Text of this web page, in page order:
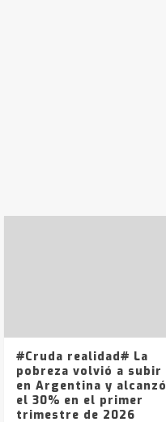
#Cruda realidad# La
pobreza volvió a subir
en Argentina y alcanzó
el 30% en el primer
trimestre de 2026